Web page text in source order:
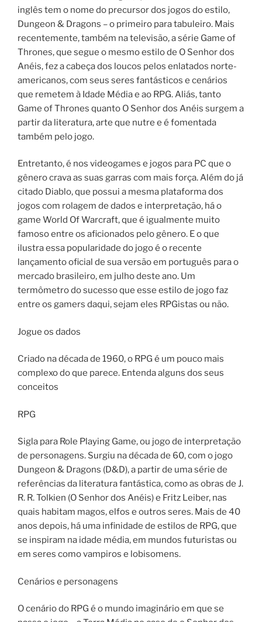
inglês tem o nome do precursor dos jogos do estilo,
Dungeon & Dragons – o primeiro para tabuleiro. Mais
recentemente, também na televisão, a série Game of
Thrones, que segue o mesmo estilo de O Senhor dos
Anéis, fez a cabeça dos loucos pelos enlatados norte-
americanos, com seus seres fantásticos e cenários
que remetem à Idade Média e ao RPG. Aliás, tanto
Game of Thrones quanto O Senhor dos Anéis surgem a
partir da literatura, arte que nutre e é fomentada
também pelo jogo.
Entretanto, é nos videogames e jogos para PC que o
gênero crava as suas garras com mais força. Além do já
citado Diablo, que possui a mesma plataforma dos
jogos com rolagem de dados e interpretação, há o
game World Of Warcraft, que é igualmente muito
famoso entre os aficionados pelo gênero. E o que
ilustra essa popularidade do jogo é o recente
lançamento oficial de sua versão em português para o
mercado brasileiro, em julho deste ano. Um
termômetro do sucesso que esse estilo de jogo faz
entre os gamers daqui, sejam eles RPGistas ou não.
Jogue os dados
Criado na década de 1960, o RPG é um pouco mais
complexo do que parece. Entenda alguns dos seus
conceitos
RPG
Sigla para Role Playing Game, ou jogo de interpretação
de personagens. Surgiu na década de 60, com o jogo
Dungeon & Dragons (D&D), a partir de uma série de
referências da literatura fantástica, como as obras de J.
R. R. Tolkien (O Senhor dos Anéis) e Fritz Leiber, nas
quais habitam magos, elfos e outros seres. Mais de 40
anos depois, há uma infinidade de estilos de RPG, que
se inspiram na idade média, em mundos futuristas ou
em seres como vampiros e lobisomens.
Cenários e personagens
O cenário do RPG é o mundo imaginário em que se